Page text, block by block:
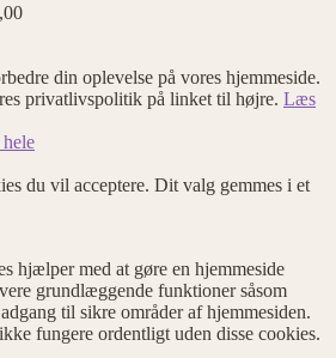
din oplevelse på vores hjemmeside.
privatlivspolitik på linket til højre. Læs
du vil acceptere. Dit valg gemmes i et
hjælper med at gøre en hjemmeside
grundlæggende funktioner såsom
til sikre områder af hjemmesiden.
fungere ordentligt uden disse cookies.